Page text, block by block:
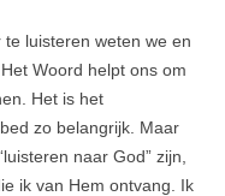
luisteren weten we en
Woord helpt ons om
Het is het
zo belangrijk. Maar
naar God” zijn,
ik van Hem ontvang. Ik